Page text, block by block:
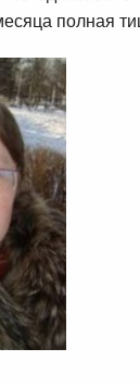
полная